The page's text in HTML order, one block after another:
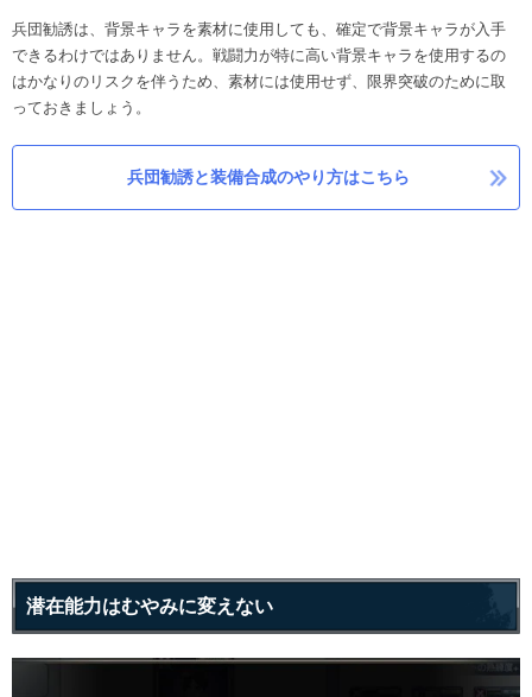
兵団勧誘は、背景キャラを素材に使用しても、確定で背景キャラが入手
できるわけではありません。戦闘力が特に高い背景キャラを使用するの
はかなりのリスクを伴うため、素材には使用せず、限界突破のために取
っておきましょう。
兵団勧誘と装備合成のやり方はこちら
潜在能力はむやみに変えない